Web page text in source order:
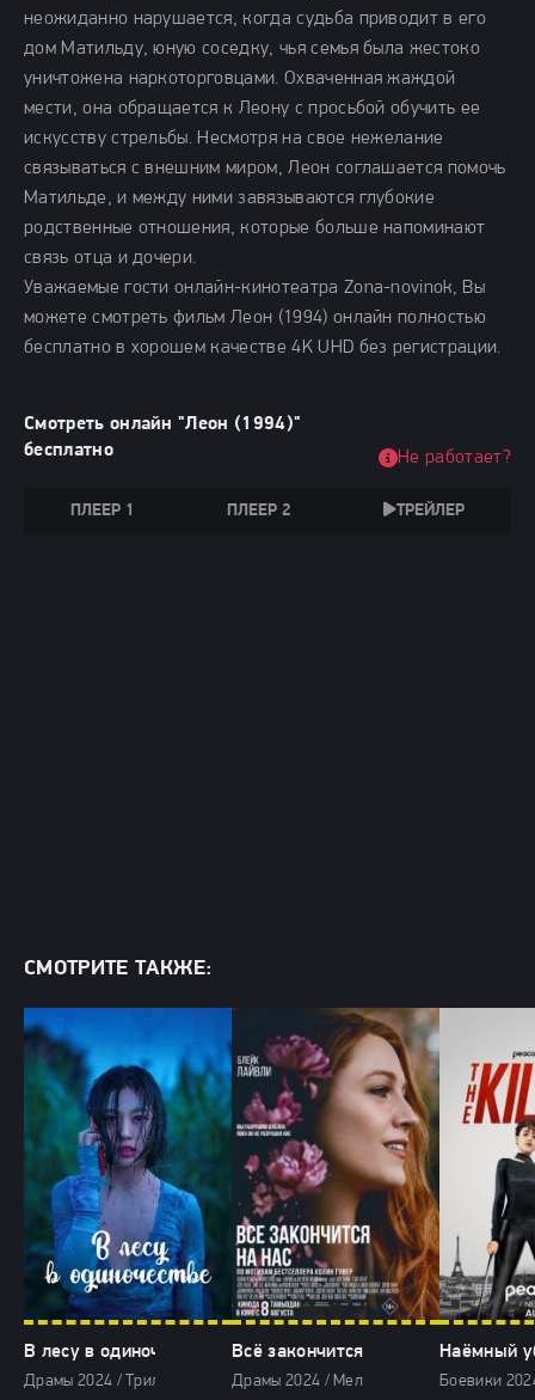
неожиданно нарушается, когда судьба приводит в его
дом Матильду, юную соседку, чья семья была жестоко
уничтожена наркоторговцами. Охваченная жаждой
мести, она обращается к Леону с просьбой обучить ее
искусству стрельбы. Несмотря на свое нежелание
связываться с внешним миром, Леон соглашается помочь
Матильде, и между ними завязываются глубокие
родственные отношения, которые больше напоминают
связь отца и дочери.
Уважаемые гости онлайн-кинотеатра Zona-novinok, Вы
можете смотреть фильм Леон (1994) онлайн полностью
бесплатно в хорошем качестве 4K UHD без регистрации.
Смотреть онлайн "Леон (1994)"
бесплатно
ПЛЕЕР 1 ПЛЕЕР 2 ТРЕЙЛЕР
Не работает?
СМОТРИТЕ ТАКЖЕ:
В лесу в одиночестве (2024)
Драмы 2024 / Триллеры 2024 / Сериалы 2024 / Фильмы 2024
Всё закончится на нас (2024)
Драмы 2024 / Мелодрамы 2024 /
Наёмный
Боевики